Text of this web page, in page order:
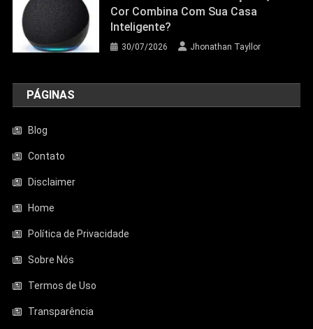
Aquecedor Mondial A-08 Reduz O Frio
De Ambientes Pequenos; Veja Análise
Completa
Cor Combina Com Sua Casa
Inteligente?
30/07/2026 Jhonathan Tayllor
PÁGINAS
Blog
Contato
Disclaimer
Home
Política de Privacidade
Sobre Nós
Termos de Uso
Transparência